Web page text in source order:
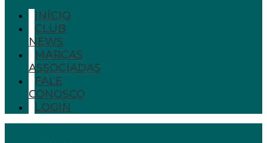
INÍCIO
CLUB
NEWS
MARCAS
ASSOCIADAS
FALE
CONOSCO
LOGIN